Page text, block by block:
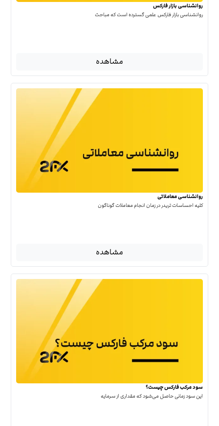
روانشناسی بازار فارکس
روانشناسی بازار فارکس علمی گسترده است که مباحث
مشاهده
روانشناسی معاملاتی
کلیه احساسات تریدر در زمان انجام معاملات گوناگون
مشاهده
سود مرکب فارکس چیست؟
این سود زمانی حاصل می‌شود که مقداری از سرمایه